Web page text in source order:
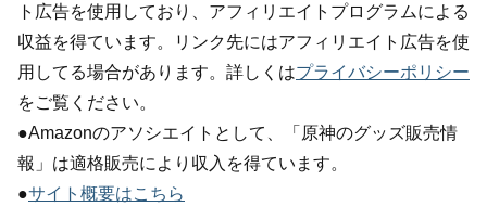
ト広告を使用しており、アフィリエイトプログラムによる
収益を得ています。リンク先にはアフィリエイト広告を使
用してる場合があります。詳しくはプライバシーポリシー
をご覧ください。
●Amazonのアソシエイトとして、「原神のグッズ販売情
報」は適格販売により収入を得ています。
●サイト概要はこちら